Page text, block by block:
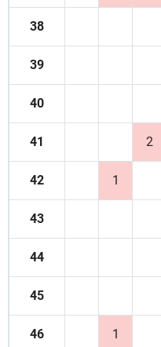
38
39
40
41 2
42 1
43
44
45
46 1